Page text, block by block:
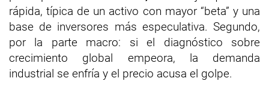
rápida, típica de un activo con mayor “beta” y una
base de inversores más especulativa. Segundo,
por la parte macro: si el diagnóstico sobre
crecimiento global empeora, la demanda
industrial se enfría y el precio acusa el golpe.